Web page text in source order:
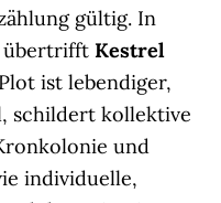
gültig. In
übertrifft Kestrel
ist lebendiger,
schildert kollektive
und
individuelle,